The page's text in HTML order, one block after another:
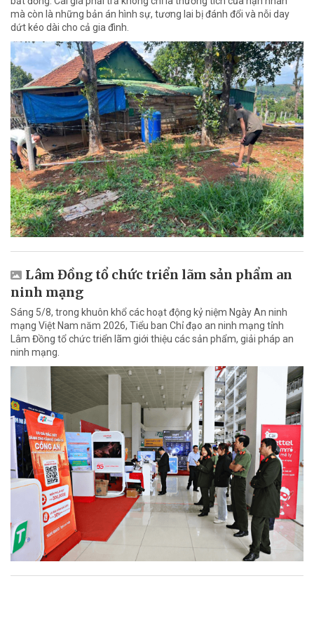
mà còn là những bản án hình sự, tương lai bị đánh đổi và nỗi day
dứt kéo dài cho cả gia đình.
Lâm Đồng tổ chức triển lãm sản phẩm an
ninh mạng
Sáng 5/8, trong khuôn khổ các hoạt động kỷ niệm Ngày An ninh
mạng Việt Nam năm 2026, Tiểu ban Chỉ đạo an ninh mạng tỉnh
Lâm Đồng tổ chức triển lãm giới thiệu các sản phẩm, giải pháp an
ninh mạng.